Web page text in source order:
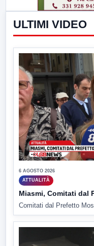
ULTIMI VIDEO
6 AGOSTO 2026
ATTUALITÀ
Miasmi, Comitati dal
Comitati dal Prefetto